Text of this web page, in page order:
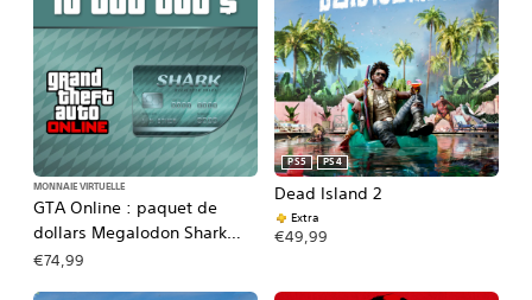
GTA Online : paquet de
dollars Megalodon Shark
(PS5™)
MONNAIE VIRTUELLE
€74,99
Dead Island 2
PS5 PS4
Extra
€49,99